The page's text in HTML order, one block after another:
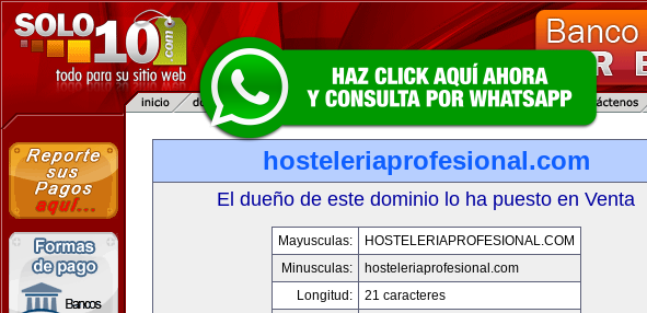
hosteleriaprofesional.com
El dueño de este dominio lo ha puesto en Venta
Mayusculas:
HOSTELERIAPROFESIONAL.COM
Minusculas:
hosteleriaprofesional.com
Longitud:
21 caracteres